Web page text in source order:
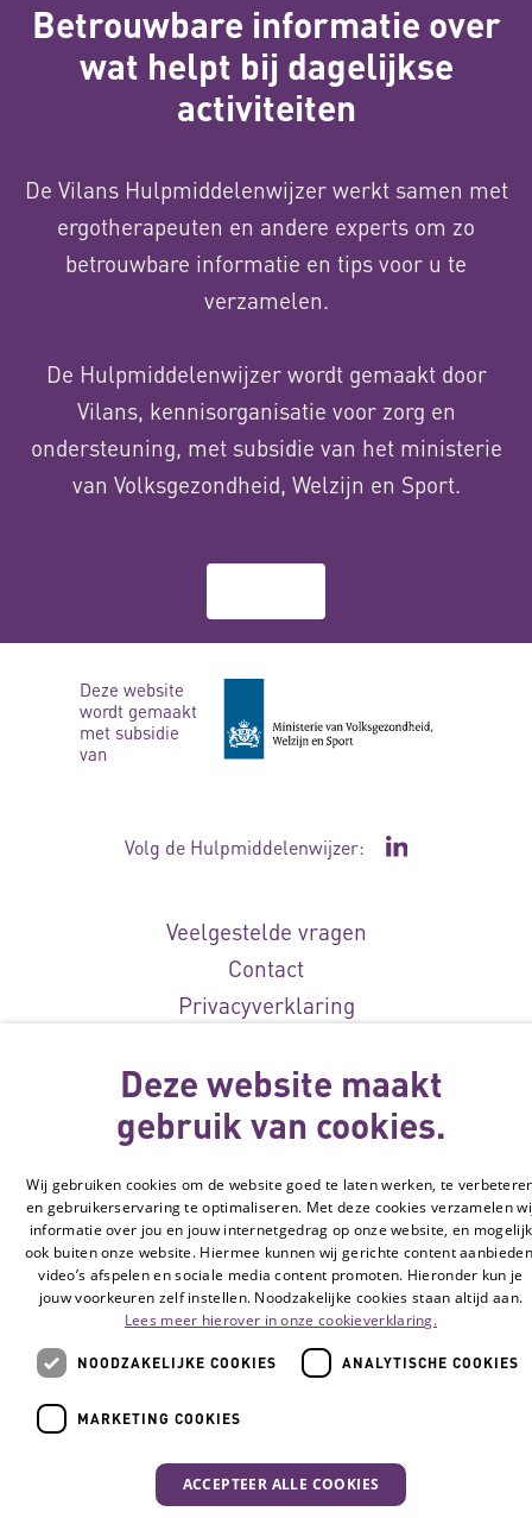
Betrouwbare informatie over
wat helpt bij dagelijkse
activiteiten
De Vilans Hulpmiddelenwijzer werkt samen met
ergotherapeuten en andere experts om zo
betrouwbare informatie en tips voor u te
verzamelen.
De Hulpmiddelenwijzer wordt gemaakt door
Vilans, kennisorganisatie voor zorg en
ondersteuning, met subsidie van het ministerie
van Volksgezondheid, Welzijn en Sport.
Deze website
wordt gemaakt
met subsidie
van
Volg de Hulpmiddelenwijzer: Ga naar de
Veelgestelde vragen
Contact
Privacyverklaring
Disclaimer
Cookie-instellingen
Deze website maakt
gebruik van cookies.
Wij gebruiken cookies om de website goed te laten werken, te
en gebruikerservaring te optimaliseren. Met deze cookies verzamelen
informatie over jou en jouw internetgedrag op onze website, en mogelijk
ook buiten onze website. Hiermee kunnen wij gerichte content
video’s afspelen en sociale media content promoten. Hieronder kun je
jouw voorkeuren zelf instellen. Noodzakelijke cookies staan altijd aan.
Lees meer hierover in onze cookieverklaring.
NOODZAKELIJKE COOKIES ANALYTISCHE COOKIES
MARKETING COOKIES
ACCEPTEER ALLE COOKIES